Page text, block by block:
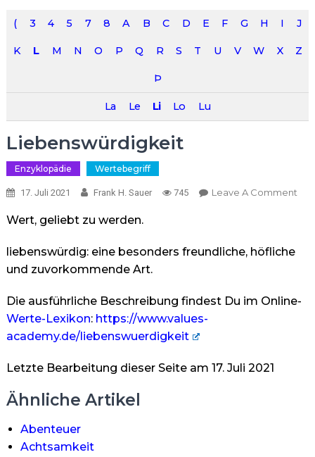
( 3 4 5 7 8 A B C D E F G H I J
K L M N O P Q R S T U V W X Z
Þ
La Le Li Lo Lu
Liebenswürdigkeit
Enzyklopädie Wertebegriff
17. Juli 2021 Frank H. Sauer 745 Leave A CommentOn
Wert, geliebt zu werden.
liebenswürdig: eine besonders freundliche, höfliche
und zuvorkommende Art.
Die ausführliche Beschreibung findest Du im Online-
Werte-Lexikon: https://www.values-
academy.de/liebenswuerdigkeit
Letzte Bearbeitung dieser Seite am 17. Juli 2021
Ähnliche Artikel
Abenteuer
Achtsamkeit